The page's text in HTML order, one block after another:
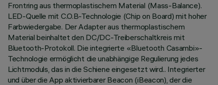
Frontring aus thermoplastischem Material (Mass-Balance).
LED-Quelle mit C.O.B-Technologie (Chip on Board) mit hoher
Farbwiedergabe. Der Adapter aus thermoplastischem
Material beinhaltet den DC/DC-Treiberschaltkreis mit
Bluetooth-Protokoll. Die integrierte «Bluetooth Casambi»-
Technologie ermöglicht die unabhängige Regulierung jedes
Lichtmoduls, das in die Schiene eingesetzt wird.. Integrierter
und über die App aktivierbarer Beacon (iBeacon), der die